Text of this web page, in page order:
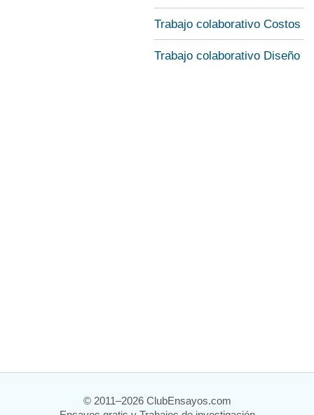
Trabajo colaborativo Costos
Trabajo colaborativo Diseño
© 2011–2026 ClubEnsayos.com